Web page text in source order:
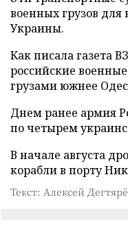
военных грузов
Украины.
Как писала газета
российские военные
грузами южнее
Днем ранее армия
по четырем
В начале августа
корабли в порту
Текст: Алексей